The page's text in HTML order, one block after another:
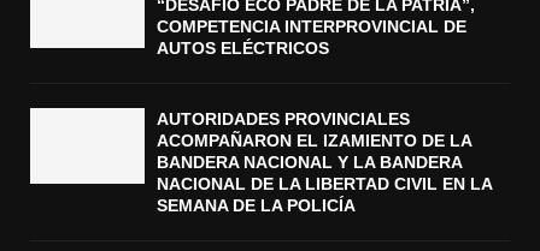
“DESAFÍO ECO PADRE DE LA PATRIA”,
COMPETENCIA INTERPROVINCIAL DE
AUTOS ELÉCTRICOS
AUTORIDADES PROVINCIALES
ACOMPAÑARON EL IZAMIENTO DE LA
BANDERA NACIONAL Y LA BANDERA
NACIONAL DE LA LIBERTAD CIVIL EN LA
SEMANA DE LA POLICÍA